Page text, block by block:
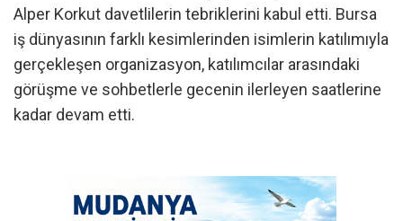
Alper Korkut davetlilerin tebriklerini kabul etti. Bursa
iş dünyasının farklı kesimlerinden isimlerin katılımıyla
gerçekleşen organizasyon, katılımcılar arasındaki
görüşme ve sohbetlerle gecenin ilerleyen saatlerine
kadar devam etti.